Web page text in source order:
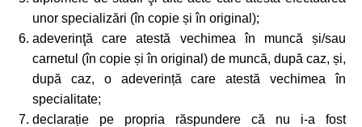
unor specializări (în copie și în original);
adeverinţă care atestă vechimea în muncă și/sau
carnetul (în copie și în original) de muncă, după caz, și,
după caz, o adeverință care atestă vechimea în
specialitate;
declarație pe propria răspundere că nu i-a fost